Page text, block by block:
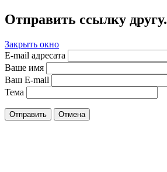
Отправить ссылку другу.
Закрыть окно
E-mail адресата
Ваше имя
Ваш E-mail
Тема
Отправить Отмена